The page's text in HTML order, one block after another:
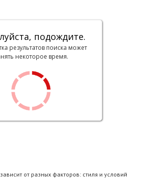
подождите.
результатов поиска может
некоторое время.
от разных факторов: стиля и условий